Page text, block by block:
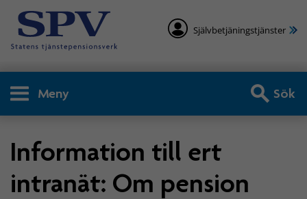
Självbetjäningstjänster
Meny Sök
Information till ert
intranät: Om pension